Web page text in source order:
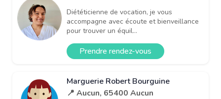
Diététicienne de vocation, je vous
accompagne avec écoute et bienveillance
pour trouver un équil...
Prendre rendez-vous
Marguerie Robert Bourguine
📍 Aucun, 65400 Aucun